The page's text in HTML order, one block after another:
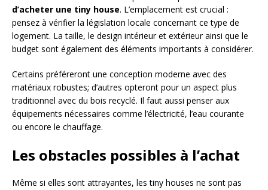
d’acheter une tiny house. L’emplacement est crucial :
pensez à vérifier la législation locale concernant ce type de
logement. La taille, le design intérieur et extérieur ainsi que le
budget sont également des éléments importants à considérer.
Certains préféreront une conception moderne avec des
matériaux robustes; d’autres opteront pour un aspect plus
traditionnel avec du bois recyclé. Il faut aussi penser aux
équipements nécessaires comme l’électricité, l’eau courante
ou encore le chauffage.
Les obstacles possibles à l’achat
Même si elles sont attrayantes, les tiny houses ne sont pas